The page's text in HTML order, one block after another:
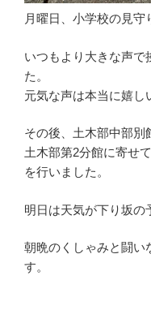
月曜日、小学校の見守
いつもより大きな声で
た。
元気な声は本当に嬉し
その後、土木部中部別
土木部第2分館に寄せ
を行いました。
明日は天気が下り坂の
朝晩のくしゃみと闘い
す。